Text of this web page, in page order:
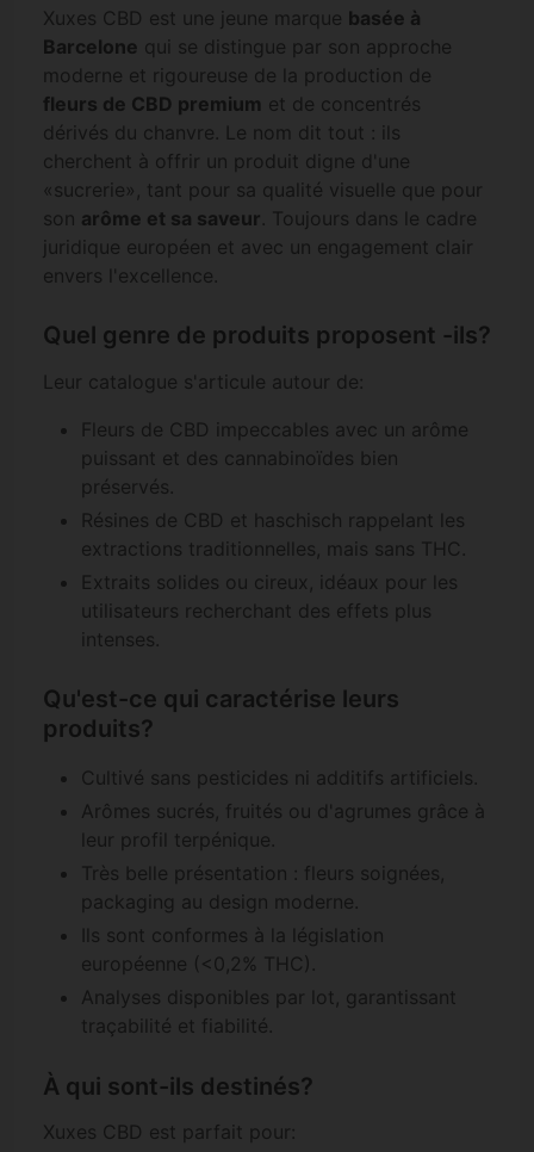
Xuxes CBD est une jeune marque basée à
Barcelone qui se distingue par son approche
moderne et rigoureuse de la production de
fleurs de CBD premium et de concentrés
dérivés du chanvre. Le nom dit tout : ils
cherchent à offrir un produit digne d'une
«sucrerie», tant pour sa qualité visuelle que pour
son arôme et sa saveur . Toujours dans le cadre
juridique européen et avec un engagement clair
envers l'excellence.
Quel genre de produits proposent -ils?
Leur catalogue s'articule autour de:
Fleurs de CBD impeccables avec un arôme
puissant et des cannabinoïdes bien
préservés.
Résines de CBD et haschisch rappelant les
extractions traditionnelles, mais sans THC.
Extraits solides ou cireux, idéaux pour les
utilisateurs recherchant des effets plus
intenses.
Qu'est-ce qui caractérise leurs
produits?
Cultivé sans pesticides ni additifs artificiels.
Arômes sucrés, fruités ou d'agrumes grâce à
leur profil terpénique.
Très belle présentation : fleurs soignées,
packaging au design moderne.
Ils sont conformes à la législation
européenne (<0,2% THC).
Analyses disponibles par lot, garantissant
traçabilité et fiabilité.
À qui sont-ils destinés?
Xuxes CBD est parfait pour: